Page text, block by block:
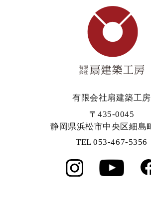
有限会社扇建築工房
〒435-0045
静岡県浜松市中央区細島
TEL 053-467-5356